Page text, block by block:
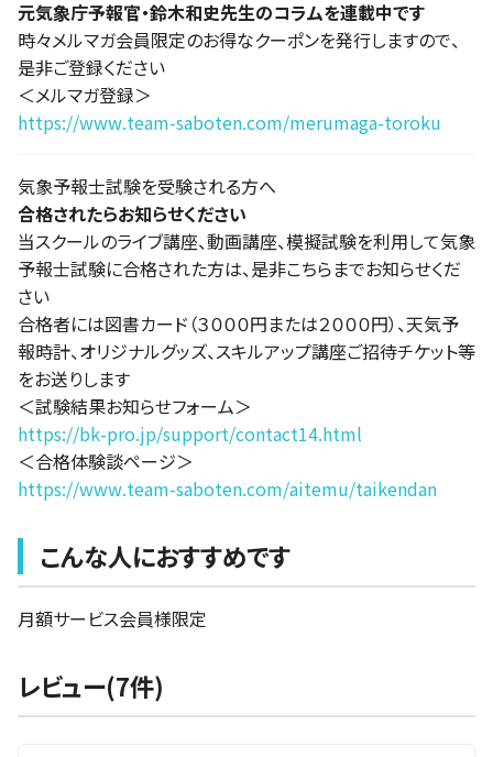
元気象庁予報官・鈴木和史先生のコラムを連載中です
時々メルマガ会員限定のお得なクーポンを発行しますので、
是非ご登録ください
＜メルマガ登録＞
https://www.team-saboten.com/merumaga-toroku
気象予報士試験を受験される方へ
合格されたらお知らせください
当スクールのライブ講座、動画講座、模擬試験を利用して気象
予報士試験に合格された方は、是非こちらまでお知らせくだ
さい
合格者には図書カード（３０００円または２０００円）、天気予
報時計、オリジナルグッズ、スキルアップ講座ご招待チケット等
をお送りします
＜試験結果お知らせフォーム＞
https://bk-pro.jp/support/contact14.html
＜合格体験談ページ＞
https://www.team-saboten.com/aitemu/taikendan
こんな人におすすめです
月額サービス会員様限定
レビュー(7件)